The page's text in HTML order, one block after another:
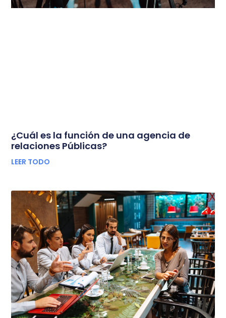
¿Cuál es la función de una agencia de
relaciones Públicas?
LEER TODO